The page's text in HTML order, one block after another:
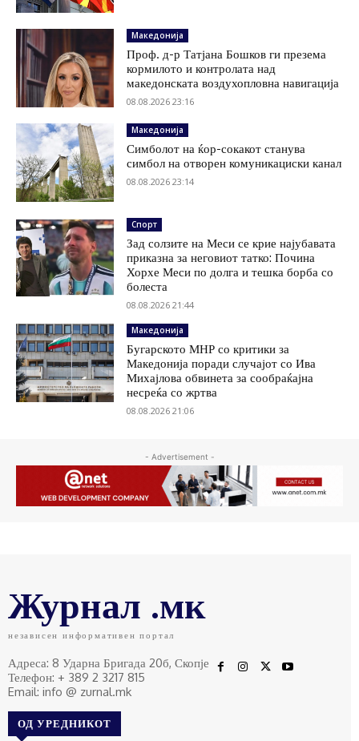
Македонија
Проф. д-р Татјана Бошков ги презема
кормилото и контролата над
македонската воздухопловна навигација
08.08.2026 23:16
Македонија
Симболот на ќор-сокакот станува
симбол на отворен комуникациски канал
08.08.2026 23:14
Спорт
Зад солзите на Меси се крие најубавата
приказна за неговиот татко: Почина
Хорхе Меси по долга и тешка борба со
болеста
08.08.2026 21:44
Македонија
Бугарското МНР со критики за
Македонија поради случајот со Ива
Михајлова обвинета за сообраќајна
несреќа со жртва
08.08.2026 21:06
- Advertisement -
Журнал .мк
независен информативен портал
Адреса: 8 Ударна Бригада 20б, Скопје
Телефон: + 389 2 3217 815
Email: info @ zurnal.mk
ОД УРЕДНИКОТ